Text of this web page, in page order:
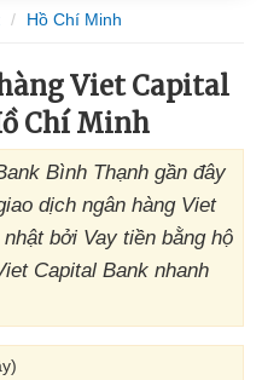
Hồ Chí Minh
Viet Capital
Chí Minh
Bình Thạnh gần đây
dịch ngân hàng Viet
bởi Vay tiền bằng hộ
Capital Bank nhanh